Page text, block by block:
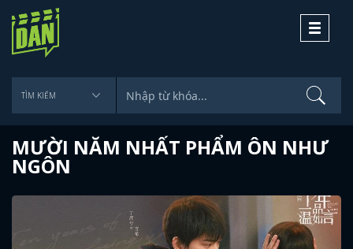
Toggle
MƯỜI NĂM NHẤT PHẨM ÔN NHƯ
NGÔN